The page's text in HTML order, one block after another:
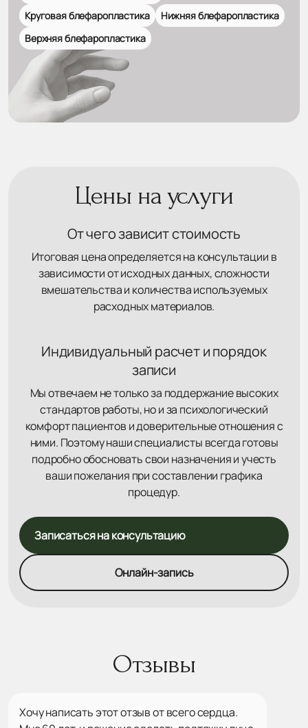
Круговая блефаропластика
Нижняя блефаропластика
Верхняя блефаропластика
Цены на услуги
От чего зависит стоимость
Итоговая цена определяется на консультации в
зависимости от исходных данных, сложности
вмешательства и количества используемых
расходных материалов.
Индивидуальный расчет и порядок
записи
Мы отвечаем не только за поддержание высоких
стандартов работы, но и за психологический
комфорт пациентов и доверительные отношения с
ними. Поэтому наши специалисты всегда готовы
подробно обосновать свои назначения и учесть
ваши пожелания при составлении графика
процедур.
Записаться на консультацию
Онлайн-запись
Отзывы
Хочу написать этот отзыв от всего сердца.